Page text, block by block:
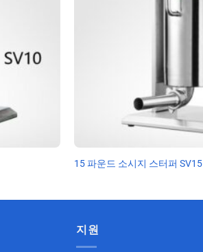
15 파운드 소시지 스터퍼 SV15
지원